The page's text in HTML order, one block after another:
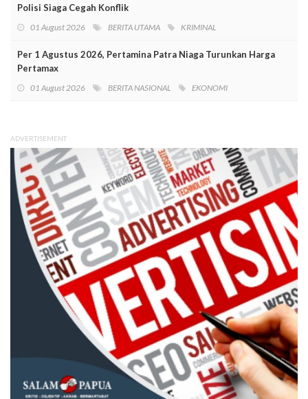
Polisi Siaga Cegah Konflik
01 August 2026 BERITA UTAMA KRIMINAL
Per 1 Agustus 2026, Pertamina Patra Niaga Turunkan Harga
Pertamax
01 August 2026 BERITA NASIONAL EKONOMI
ADVERTISEMENT